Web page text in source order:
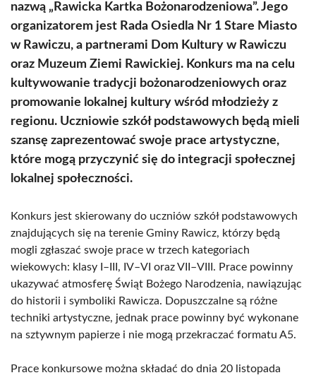
nazwą „Rawicka Kartka Bożonarodzeniowa”. Jego
organizatorem jest Rada Osiedla Nr 1 Stare Miasto
w Rawiczu, a partnerami Dom Kultury w Rawiczu
oraz Muzeum Ziemi Rawickiej. Konkurs ma na celu
kultywowanie tradycji bożonarodzeniowych oraz
promowanie lokalnej kultury wśród młodzieży z
regionu. Uczniowie szkół podstawowych będą mieli
szansę zaprezentować swoje prace artystyczne,
które mogą przyczynić się do integracji społecznej
lokalnej społeczności.
Konkurs jest skierowany do uczniów szkół podstawowych
znajdujących się na terenie Gminy Rawicz, którzy będą
mogli zgłaszać swoje prace w trzech kategoriach
wiekowych: klasy I–III, IV–VI oraz VII–VIII. Prace powinny
ukazywać atmosferę Świąt Bożego Narodzenia, nawiązując
do historii i symboliki Rawicza. Dopuszczalne są różne
techniki artystyczne, jednak prace powinny być wykonane
na sztywnym papierze i nie mogą przekraczać formatu A5.
Prace konkursowe można składać do dnia 20 listopada